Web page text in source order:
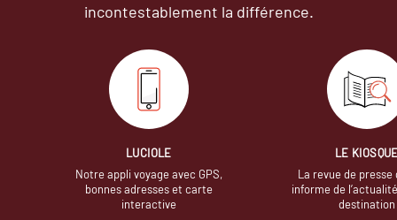
incontestablement la différence.
LUCIOLE
Notre appli voyage avec GPS,
bonnes adresses et carte
interactive
LE
La revue de presse
informe de
destination